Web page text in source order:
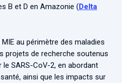
B et D en Amazonie (Delta
MIE au périmètre des maladies
projets de recherche soutenus
SARS-CoV-2, en abordant
ainsi que les impacts sur